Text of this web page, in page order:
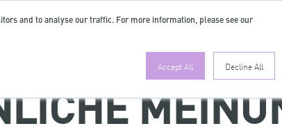
and to analyse our traffic. For more information, please see our
Accept All Decline All